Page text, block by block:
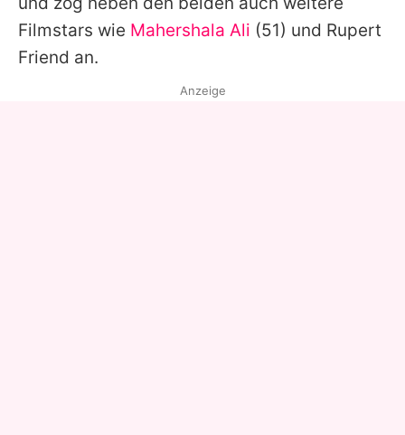
Filmstars wie Mahershala Ali (51) und Rupert
Friend an.
Anzeige